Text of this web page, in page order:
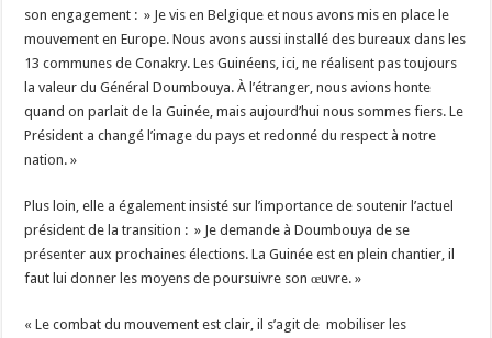
son engagement : » Je vis en Belgique et nous avons mis en place le
mouvement en Europe. Nous avons aussi installé des bureaux dans les
13 communes de Conakry. Les Guinéens, ici, ne réalisent pas toujours
la valeur du Général Doumbouya. À l’étranger, nous avions honte
quand on parlait de la Guinée, mais aujourd’hui nous sommes fiers. Le
Président a changé l’image du pays et redonné du respect à notre
nation. »
Plus loin, elle a également insisté sur l’importance de soutenir l’actuel
président de la transition : » Je demande à Doumbouya de se
présenter aux prochaines élections. La Guinée est en plein chantier, il
faut lui donner les moyens de poursuivre son œuvre. »
« Le combat du mouvement est clair, il s’agit de mobiliser les